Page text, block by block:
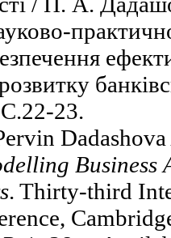
23.
Dadashova
Business
. Thirty-third